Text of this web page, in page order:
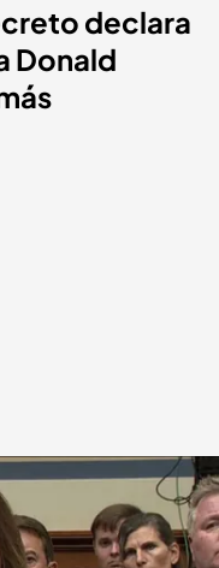
declara
Donald
Press